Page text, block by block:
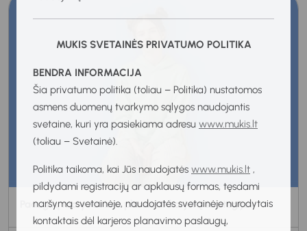
MUKIS SVETAINĖS PRIVATUMO POLITIKA
BENDRA INFORMACIJA
Šia privatumo politika (toliau – Politika) nustatomos
asmens duomenų tvarkymo sąlygos naudojantis
svetaine, kuri yra pasiekiama adresu www.mukis.lt
(toliau – Svetainė).
Politika taikoma, kai Jūs naudojatės www.mukis.lt ,
pildydami registracijų ar apklausų formas, tęsdami
naršymą svetainėje, naudojatės svetainėje nurodytais
kontaktais dėl karjeros planavimo paslaugų,
Paauglių motyvavimo planuotis karjerą strategijos